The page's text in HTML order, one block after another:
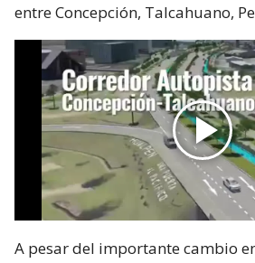
entre Concepción, Talcahuano,
A pesar del importante cambio